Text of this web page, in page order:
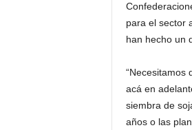
para el sector
han hecho un
“Necesitamos
acá en
siembra de
años o las